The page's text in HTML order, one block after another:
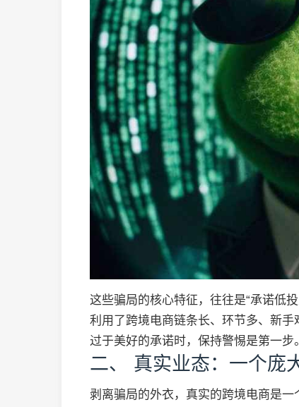
这些骗局的核心特征，往往是“承诺低
利用了跨境电商链条长、环节多、新
过于美好的承诺时，保持警惕是第一步。
二、 真实业态：一个庞
剥离骗局的外衣，真实的跨境电商是